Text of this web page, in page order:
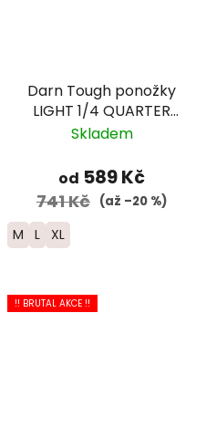
Darn Tough ponožky
LIGHT 1/4 QUARTER
Lightweight Merino -
Skladem
od 589 Kč
741 Kč (až –20 %)
M L XL
!! BRUTAL AKCE !!